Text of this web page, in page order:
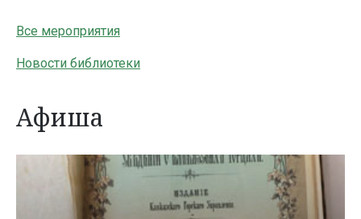
Все мероприятия
Новости библиотеки
Афиша